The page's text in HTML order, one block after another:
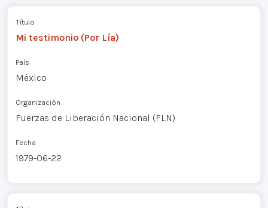
Título
Mi testimonio (Por Lía)
País
México
Organización
Fuerzas de Liberación Nacional (FLN)
Fecha
1979-06-22